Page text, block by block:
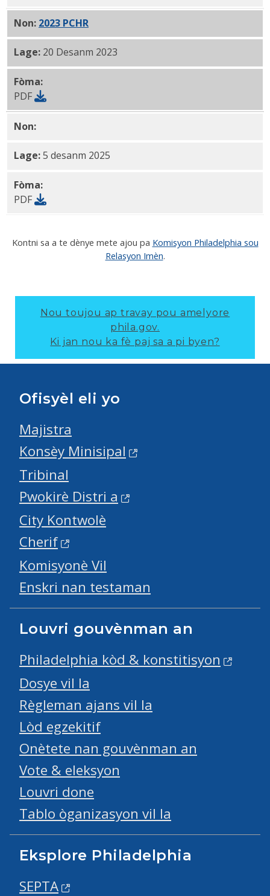
Non: 2023 PCHRrapò anyèl PDF
Lage: 20 Desanm 2023
Fòma:
PDF
Non:FY25 Rapò Anyèl _Final PDF
Lage:5 desanm 2025
Fòma:
PDF
Kontni sa a te dènye mete ajou pa Komisyon Philadelphia sou
Relasyon Imèn.
Nou toujou ap travay pou amelyore
phila.gov.
Ki jan nou ka fè paj sa a pi byen?
Ofisyèl eli yo
Majistra
Konsèy Minisipal
Tribinal
Pwokirè Distri a
City Kontwolè
Cherif
Komisyonè Vil
Enskri nan testaman
Louvri gouvènman an
Philadelphia kòd & konstitisyon
Dosye vil la
Règleman ajans vil la
Lòd egzekitif
Onètete nan gouvènman an
Vote & eleksyon
Louvri done
Tablo òganizasyon vil la
Eksplore Philadelphia
SEPTA